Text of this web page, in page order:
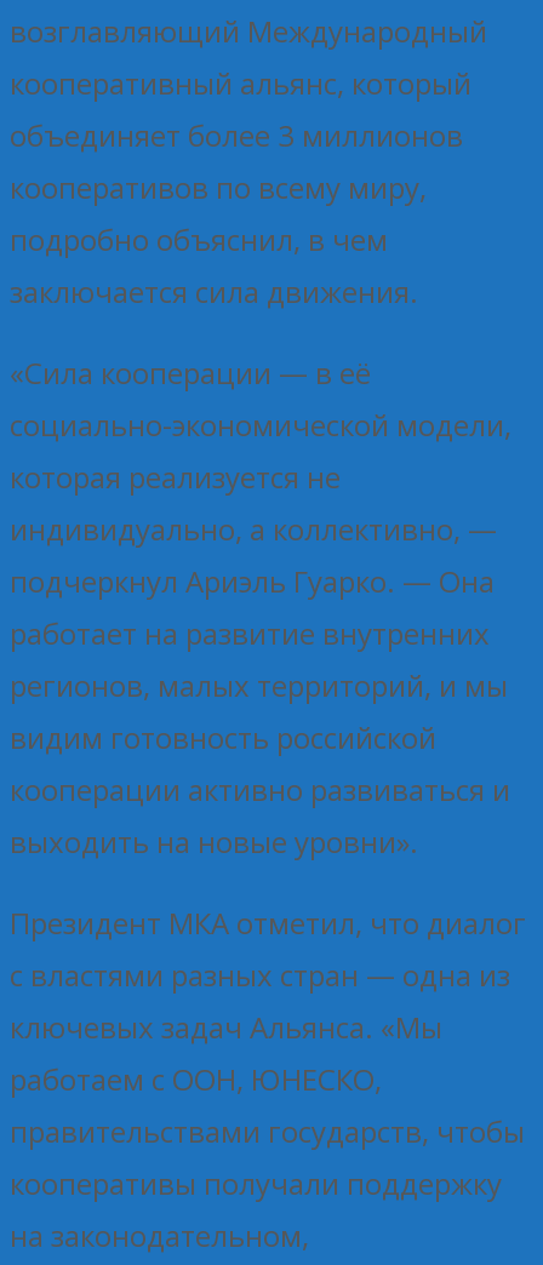
возглавляющий Международный
кооперативный альянс, который
объединяет более 3 миллионов
кооперативов по всему миру,
подробно объяснил, в чем
заключается сила движения.
«Сила кооперации — в её
социально-экономической модели,
которая реализуется не
индивидуально, а коллективно, —
подчеркнул Ариэль Гуарко. — Она
работает на развитие внутренних
регионов, малых территорий, и мы
видим готовность российской
кооперации активно развиваться и
выходить на новые уровни».
Президент МКА отметил, что диалог
с властями разных стран — одна из
ключевых задач Альянса. «Мы
работаем с ООН, ЮНЕСКО,
правительствами государств, чтобы
кооперативы получали поддержку
на законодательном,